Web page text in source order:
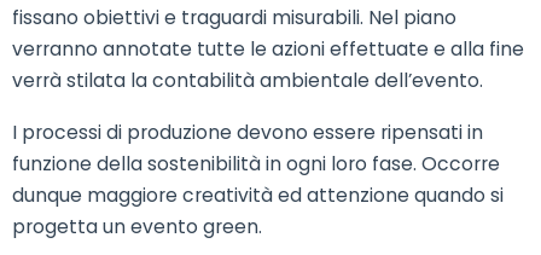
fissano obiettivi e traguardi misurabili. Nel piano
verranno annotate tutte le azioni effettuate e alla fine
verrà stilata la contabilità ambientale dell’evento.
I processi di produzione devono essere ripensati in
funzione della sostenibilità in ogni loro fase. Occorre
dunque maggiore creatività ed attenzione quando si
progetta un evento green.